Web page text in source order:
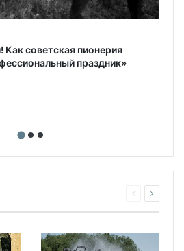
Как советская пионерия
праздник»